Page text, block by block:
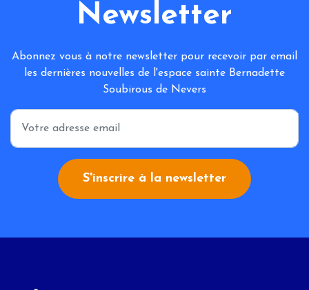
Newsletter
Abonnez vous à notre newsletter pour recevoir par email
les dernières nouvelles de l'espace sainte Bernadette
Soubirous de Nevers
*
S'inscrire à la newsletter